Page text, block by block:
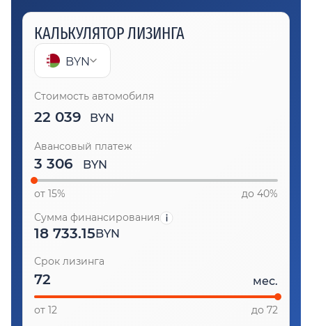
КАЛЬКУЛЯТОР ЛИЗИНГА
BYN
Стоимость автомобиля
22 039 BYN
Авансовый платеж
BYN
от 15%
до 40%
Сумма финансирования
18 733.15BYN
Срок лизинга
мес.
от 12 до 72